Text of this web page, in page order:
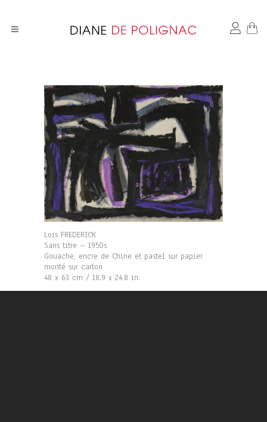
Loïs FREDERICK
Sans titre – 1950s
Gouache, encre de Chine et pastel sur papier
monté sur carton
48 x 63 cm / 18.9 x 24.8 in.